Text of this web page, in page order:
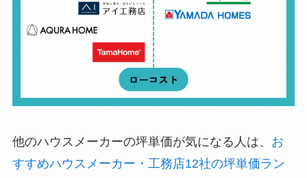
他のハウスメーカーの坪単価が気になる人は、 お
すすめハウスメーカー・工務店12社の坪単価ラン